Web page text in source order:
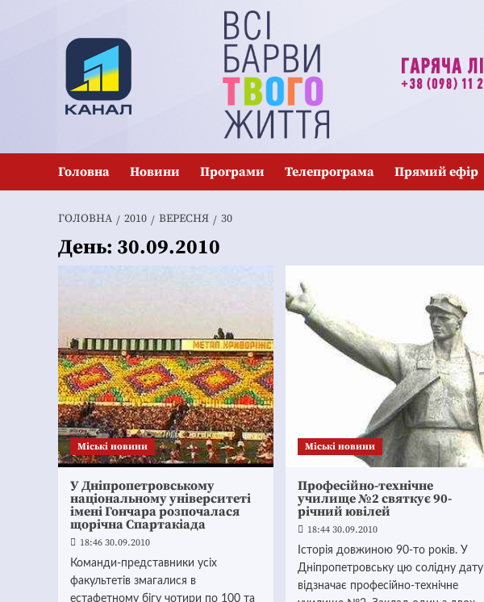
Головна Новини Програми Телепрограма Прямий ефір
ГОЛОВНА 2010 ВЕРЕСНЯ 30
День: 30.09.2010
Mіські новини
У Дніпропетровському
національному університеті
імені Гончара розпочалася
щорічна Спартакіада
18:46 30.09.2010
Команди-представники усіх
факультетів змагалися в
естафетному бігу чотири по 100 та
Mіські новини
Професійно-технічне
училище №2 святкує 90-
річний ювілей
18:44 30.09.2010
Історія довжиною 90-то років. У
Дніпропетровську цю солідну дату
відзначає професійно-технічне